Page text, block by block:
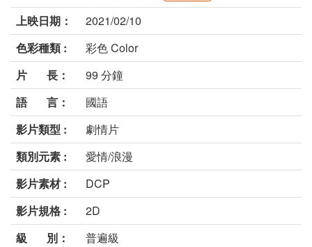
上映日期：
2021/02/10
色彩種類 :
彩色 Color
片 長：
99 分鐘
語 言：
國語
影片類型 :
劇情片
類別元素 :
愛情/浪漫
影片素材 :
DCP
影片規格 :
2D
級 別：
普遍級